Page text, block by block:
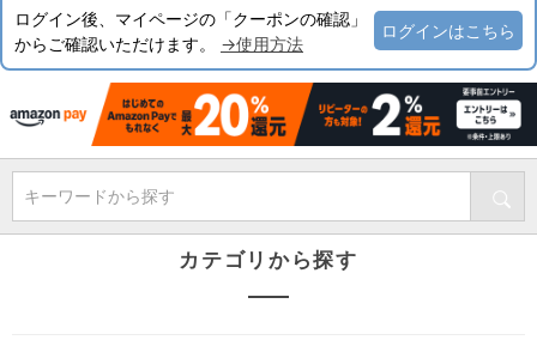
ログイン後、マイページの「クーポンの確認」
からご確認いただけます。 →使用方法
ログインはこちら
キーワードから探す
カテゴリから探す